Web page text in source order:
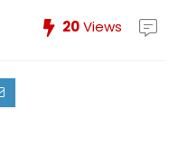
20Views